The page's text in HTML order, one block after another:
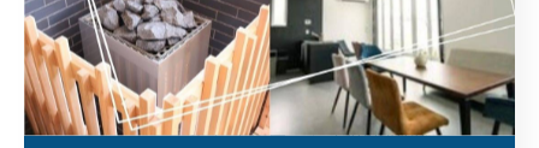
#兵庫県 #貸別荘 #リゾート #貸切 #旅行
カテゴリー Categories